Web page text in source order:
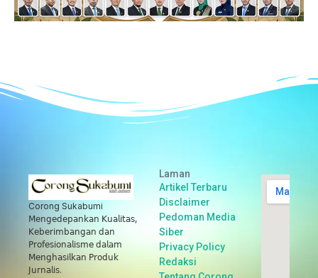
Corong Sukabumi
𝖬𝖾𝗇𝗀𝖾𝖽𝖾𝗉𝖺𝗇𝗄𝖺𝗇 𝖪𝗎𝖺𝗅𝗂𝗍𝖺𝗌,
𝖪𝖾𝖻𝖾𝗋𝗂𝗆𝖻𝖺𝗇𝗀𝖺𝗇 𝖽𝖺𝗇
𝖯𝗋𝗈𝖿𝖾𝗌𝗂𝗈𝗇𝖺𝗅𝗂𝗌𝗆𝖾 𝖽𝖺𝗅𝖺𝗆
𝖬𝖾𝗇𝗀𝗁𝖺𝗌𝗂𝗅𝗄𝖺𝗇 𝖯𝗋𝗈𝖽𝗎𝗄
𝖩𝗎𝗋𝗇𝖺𝗅𝗂𝗌.
Laman
Artikel Terbaru
Disclaimer
Pedoman Media
Siber
Privacy Policy
Redaksi